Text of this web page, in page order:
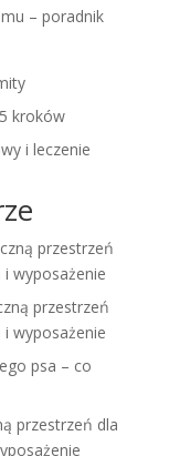
– poradnik
kroków
i leczenie
przestrzeń
wyposażenie
przestrzeń
wyposażenie
psa – co
przestrzeń dla